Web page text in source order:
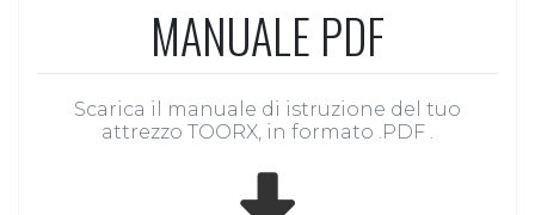
MANUALE PDF
Scarica il manuale di istruzione del tuo
attrezzo TOORX, in formato .PDF .